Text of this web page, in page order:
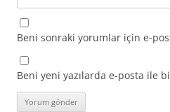
Beni sonraki yorumlar için e-
Beni yeni yazılarda e-posta ile